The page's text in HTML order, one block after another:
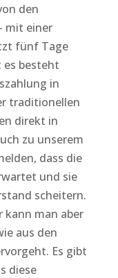
den
mit einer
fünf Tage
es besteht
in
traditionellen
direkt in
zu unserem
dass die
und sie
scheitern.
kann man aber
aus den
Es gibt
diese